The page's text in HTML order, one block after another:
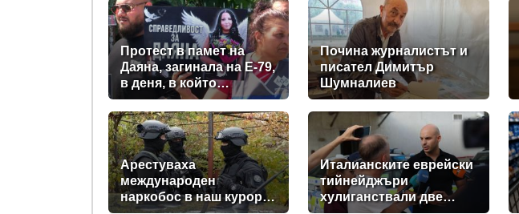
Протест в памет на
Даяна, загинала на Е-79,
в деня, в който
трябваше да е сватбата
ѝ (снимки)
Почина журналистът и
писател Димитър
Шумналиев
Арестуваха
международен
наркобос в наш курорт
Италианските еврейски
тийнейджъри
хулиганствали две